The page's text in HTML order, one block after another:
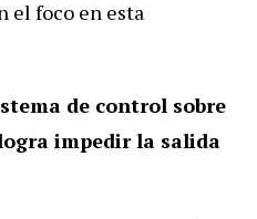
el foco en esta
de control sobre
impedir la salida